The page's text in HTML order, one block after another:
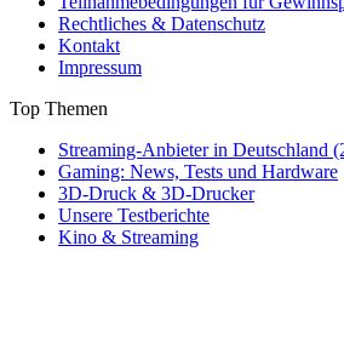
Rechtliches & Datenschutz
Kontakt
Impressum
Top Themen
Streaming-Anbieter in Deutschland
Gaming: News, Tests und Hardware
3D-Druck & 3D-Drucker
Unsere Testberichte
Kino & Streaming